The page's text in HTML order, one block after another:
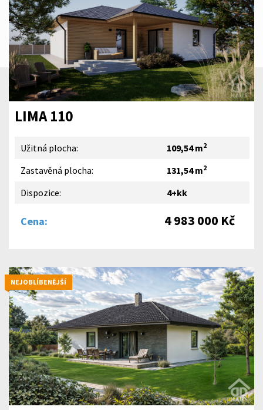
LIMA 110
Užitná plocha: 109,54 m2
Zastavěná plocha: 131,54 m2
Dispozice: 4+kk
Cena: 4 983 000 Kč
NEJOBLÍBENĚJŠÍ